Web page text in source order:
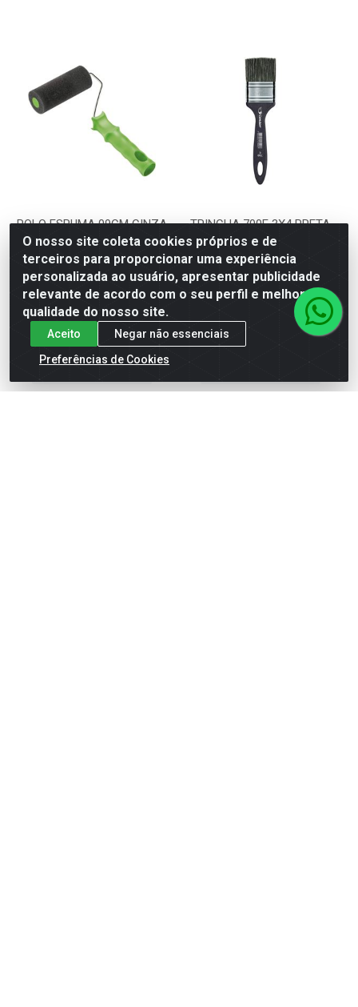
ROLO ESPUMA 09CM CINZA
8094 COM SUPORTE
CONDOR
Código: 19689
Embalagem: UN-12UN
Faça seu login ou
cadastre-se para
ver preços e
TRINCHA 700E 3X4 PRETA
CONDOR
Código: 14031
Embalagem: PC-12UN
Faça seu login ou
cadastre-se para
O nosso site coleta cookies próprios e de
terceiros para proporcionar uma experiência
personalizada ao usuário, apresentar publicidade
relevante de acordo com o seu perfil e melhorar a
qualidade do nosso site.
Aceito
Negar não essenciais
Preferências de Cookies